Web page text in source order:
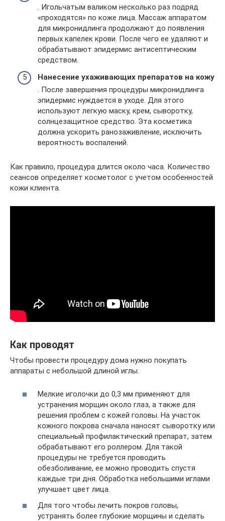
. Игольчатым валиком несколько раз подряд
«проходятся» по коже лица. Массаж аппаратом
для микронидлинга продолжают до появления
первых капелек крови. После чего ее удаляют и
обрабатывают эпидермис антисептическим
средством.
Нанесение ухаживающих препаратов на кожу
. После завершения процедуры микронидлинга
эпидермис нуждается в уходе. Для этого
используют легкую маску, крем, сыворотку,
солнцезащитное средство. Эта косметика
должна ускорить ранозаживление, исключить
вероятность воспалений.
Как правило, процедура длится около часа. Количество
сеансов определяет косметолог с учетом особенностей
кожи клиента.
Как проводят
Чтобы провести процедуру дома нужно покупать
аппараты с небольшой длиной иглы.
Мелкие иголочки до 0,3 мм применяют для
устранения морщин около глаз, а также для
решения проблем с кожей головы. На участок
кожного покрова сначала наносят сыворотку или
специальный профилактический препарат, затем
обрабатывают его роллером. Для такой
процедуры не требуется проводить
обезболивание, ее можно проводить спустя
каждые три дня. Обработка небольшими иглами
улучшает цвет лица.
Для того чтобы лечить покров головы,
устранять более глубокие морщины и сделать